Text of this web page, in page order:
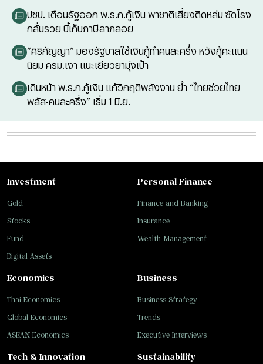
ปชป. เตือนรัฐออก พ.ร.ก.กู้เงิน พาชาติเสี่ยงติดหล่ม ซัดโรง
กลั่นรวย บี้เก็บภาษีลาภลอย
“ศิริกัญญา” มองรัฐบาลใช้เงินกู้ทำคนละครึ่ง หวังกู้คะแนน
นิยม ครม.เงา แนะเยียวยามุ่งเป้า
เดินหน้า พ.ร.ก.กู้เงิน แก้วิกฤติพลังงาน ย้ำ “ไทยช่วยไทย
พลัส-คนละครึ่ง” เริ่ม 1 มิ.ย.
Investment
Gold
Stocks
Fund
Digital Assets
Personal Finance
Finance and Banking
Insurance
Wealth Management
Business
Business Strategy
Trends
Executive Interviews
Tech & Innovation Sustainability
Economics
Thai Economics
Global Economics
ASEAN Economics